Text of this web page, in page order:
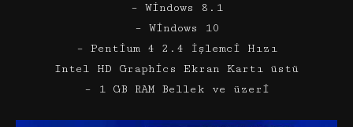
– Windows 8.1
– Windows 10
– Pentium 4 2.4 İşlemci Hızı
Intel HD Graphics Ekran Kartı üstü
– 1 GB RAM Bellek ve üzeri